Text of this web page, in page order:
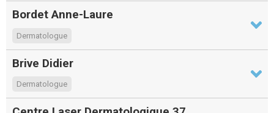
Bordet Anne-Laure
Dermatologue
Brive Didier
Dermatologue